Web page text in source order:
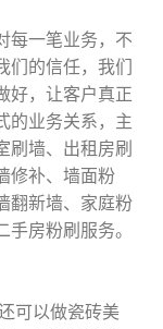
每一笔业务，不
的信任，我们
好，让客户真正
的业务关系，主
刷墙、出租房刷
修补、墙面粉
翻新墙、家庭粉
房粉刷服务。
可以做瓷砖美